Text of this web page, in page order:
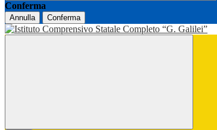
Conferma
Annulla Conferma